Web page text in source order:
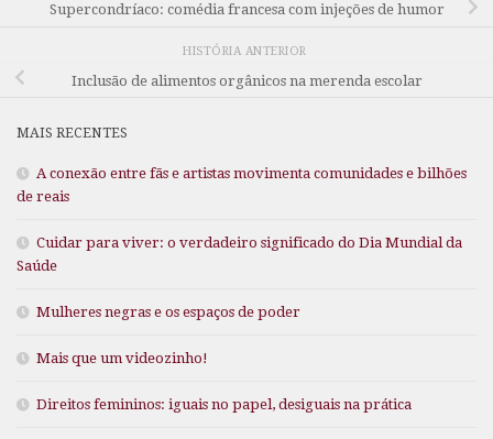
Supercondríaco: comédia francesa com injeções de humor
HISTÓRIA ANTERIOR
Inclusão de alimentos orgânicos na merenda escolar
MAIS RECENTES
A conexão entre fãs e artistas movimenta comunidades e bilhões
de reais
Cuidar para viver: o verdadeiro significado do Dia Mundial da
Saúde
Mulheres negras e os espaços de poder
Mais que um videozinho!
Direitos femininos: iguais no papel, desiguais na prática